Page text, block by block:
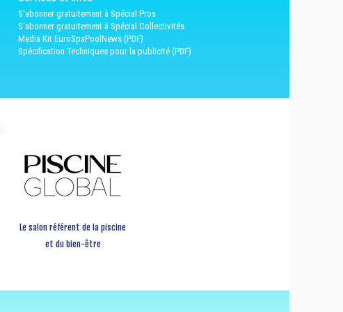
S'abonner gratuitement à Spécial Pros
S'abonner gratuitement à Spécial Collectivités
Media Kit EuroSpaPoolNews (PDF)
Spécification Techniques pour la publicité (PDF)
Le salon référent de la piscine
et du bien-être